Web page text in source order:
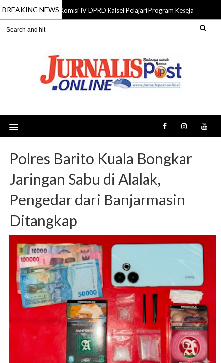
BREAKING NEWS
06 Aug 2026 Komisi IV DPRD Kalsel Pelajari Program Kesejahteraan
Polres Barito Kuala Bongkar
Jaringan Sabu di Alalak,
Pengedar dari Banjarmasin
Ditangkap